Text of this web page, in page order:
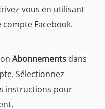
vous en utilisant
Facebook.
Abonnements dans
Sélectionnez
instructions pour